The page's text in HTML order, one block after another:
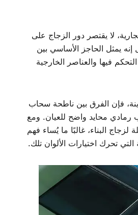
لا يقتصر دور الزجاج على
يمثل الحاجز الأساسي بين
فيها والعناصر الخارجية
فإن الفرق بين ناطحة سحاب
رمادي محايد واضح للعيان. ومع
لزجاج البناء، غالبًا ما يُساء فهم
التي تحرك اختيارات الألوان تلك.